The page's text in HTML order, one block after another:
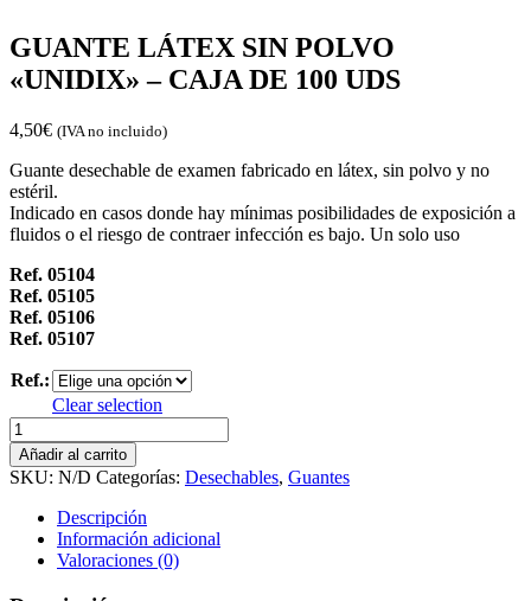
GUANTE LÁTEX SIN POLVO
«UNIDIX» – CAJA DE 100 UDS
4,50€ (IVA no incluido)
Guante desechable de examen fabricado en látex, sin polvo y no
estéril.
Indicado en casos donde hay mínimas posibilidades de exposición a
fluidos o el riesgo de contraer infección es bajo. Un solo uso
Ref. 05104
Ref. 05105
Ref. 05106
Ref. 05107
Ref.:
Clear selection
GUANTE
LÁTEX
SIN
POLVO
"UNIDIX"
CAJA
100
Añadir al carrito
SKU: N/D Categorías: Desechables, Guantes
Descripción
Información adicional
Valoraciones (0)